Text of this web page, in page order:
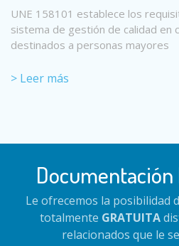
UNE 158101 establece los
sistema de gestión de calidad en
destinados a personas mayores
> Leer más
Documentación
Le ofrecemos la posibilidad
totalmente GRATUITA
relacionados que le